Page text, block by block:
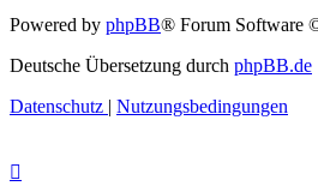
Powered by phpBB® Forum Software
Deutsche Übersetzung durch phpBB.de
Datenschutz | Nutzungsbedingungen